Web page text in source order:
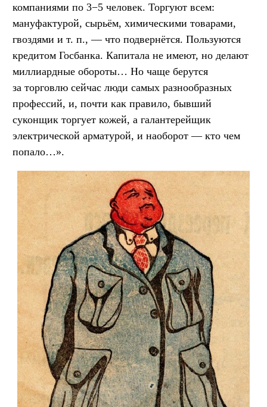
компаниями по 3−5 человек. Торгуют всем:
мануфактурой, сырьём, химическими товарами,
гвоздями и т. п., — что подвернётся. Пользуются
кредитом Госбанка. Капитала не имеют, но делают
миллиардные обороты… Но чаще берутся
за торговлю сейчас люди самых разнообразных
профессий, и, почти как правило, бывший
суконщик торгует кожей, а галантерейщик
электрической арматурой, и наоборот — кто чем
попало…».